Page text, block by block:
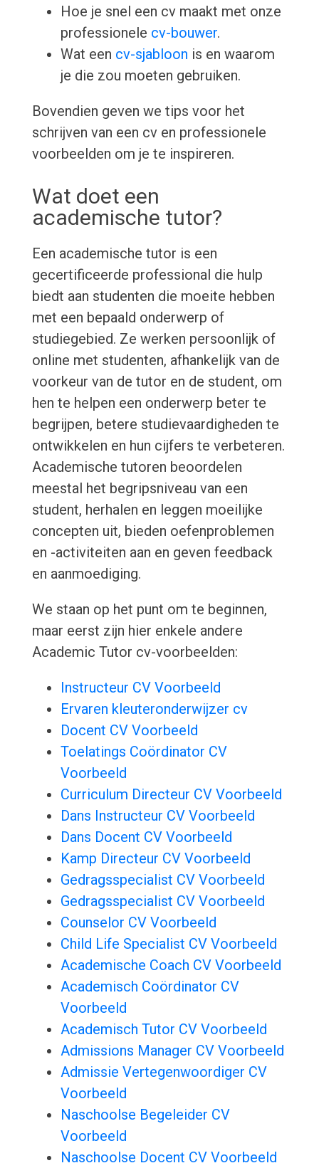
Hoe je snel een cv maakt met onze
professionele cv-bouwer.
Wat een cv-sjabloon is en waarom
je die zou moeten gebruiken.
Bovendien geven we tips voor het
schrijven van een cv en professionele
voorbeelden om je te inspireren.
Wat doet een
academische tutor?
Een academische tutor is een
gecertificeerde professional die hulp
biedt aan studenten die moeite hebben
met een bepaald onderwerp of
studiegebied. Ze werken persoonlijk of
online met studenten, afhankelijk van de
voorkeur van de tutor en de student, om
hen te helpen een onderwerp beter te
begrijpen, betere studievaardigheden te
ontwikkelen en hun cijfers te verbeteren.
Academische tutoren beoordelen
meestal het begripsniveau van een
student, herhalen en leggen moeilijke
concepten uit, bieden oefenproblemen
en -activiteiten aan en geven feedback
en aanmoediging.
We staan op het punt om te beginnen,
maar eerst zijn hier enkele andere
Academic Tutor cv-voorbeelden:
Instructeur CV Voorbeeld
Ervaren kleuteronderwijzer cv
Docent CV Voorbeeld
Toelatings Coördinator CV
Voorbeeld
Curriculum Directeur CV Voorbeeld
Dans Instructeur CV Voorbeeld
Dans Docent CV Voorbeeld
Kamp Directeur CV Voorbeeld
Gedragsspecialist CV Voorbeeld
Gedragsspecialist CV Voorbeeld
Counselor CV Voorbeeld
Child Life Specialist CV Voorbeeld
Academische Coach CV Voorbeeld
Academisch Coördinator CV
Voorbeeld
Academisch Tutor CV Voorbeeld
Admissions Manager CV Voorbeeld
Admissie Vertegenwoordiger CV
Voorbeeld
Naschoolse Begeleider CV
Voorbeeld
Naschoolse Docent CV Voorbeeld